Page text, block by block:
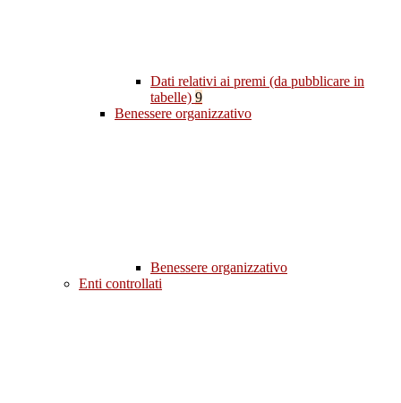
Dati relativi ai premi (da pubblicare in
tabelle) 9
Benessere organizzativo
Benessere organizzativo
Enti controllati